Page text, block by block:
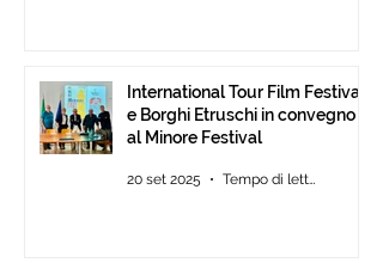
International Tour Film Festival
e Borghi Etruschi in convegno
al Minore Festival
20 set 2025 Tempo di lettura: 1 min